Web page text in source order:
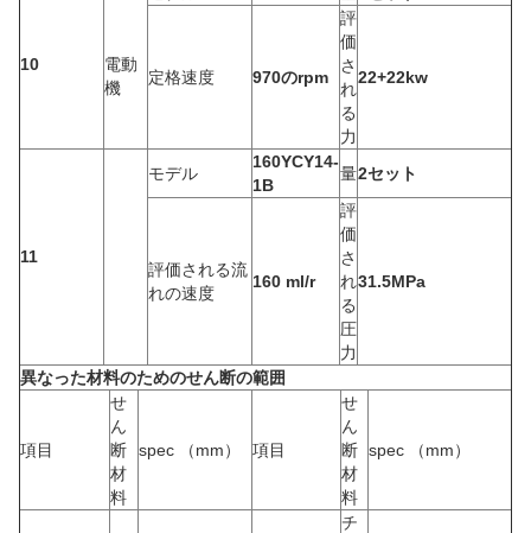
10
電動
機
定格速度 970のrpm
評
価
さ
れ
る
力
22+22kw
11
モデル
160YCY14-
1B
量2セット
評価される流
れの速度
160 ml/r
評
価
さ
れ
る
圧
力
31.5MPa
異なった材料のためのせん断の範囲
項目
せ
ん
断
材
料
spec （mm） 項目
せ
ん
断
材
料
spec （mm）
チ